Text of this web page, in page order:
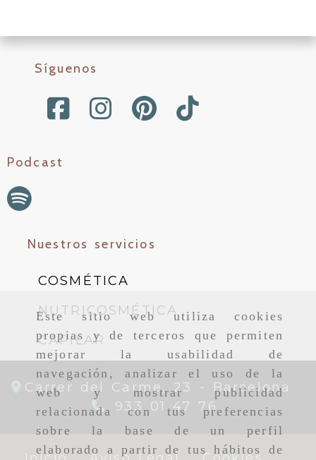
Este sitio web utiliza cookies
propias y de terceros que permiten
mejorar la usabilidad de
navegación, analizar el uso de la
web y mostrar publicidad
relacionada con tus preferencias
sobre la base de un perfil
elaborado a partir de tus hábitos de
Síguenos
Podcast
Nuestros servicios
COSMÉTICA
NUTRICOSMÉTICA
CAPILAR
Carrer del Carme, 23 - Barcelona
933 01 47 76